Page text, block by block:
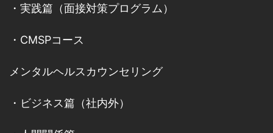
・ 実践篇（面接対策プログラム）
・ CMSPコース
メンタルヘルスカウンセリング
・ ビジネス篇（社内外）